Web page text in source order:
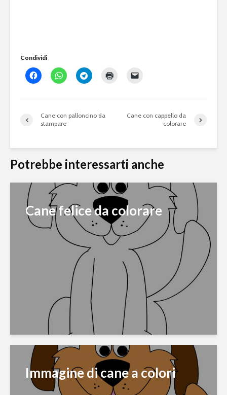
Condividi
Cane con palloncino da
stampare
Cane con cappello da
colorare
Potrebbe interessarti anche
Cane felice da colorare
Immagine di cane a colori